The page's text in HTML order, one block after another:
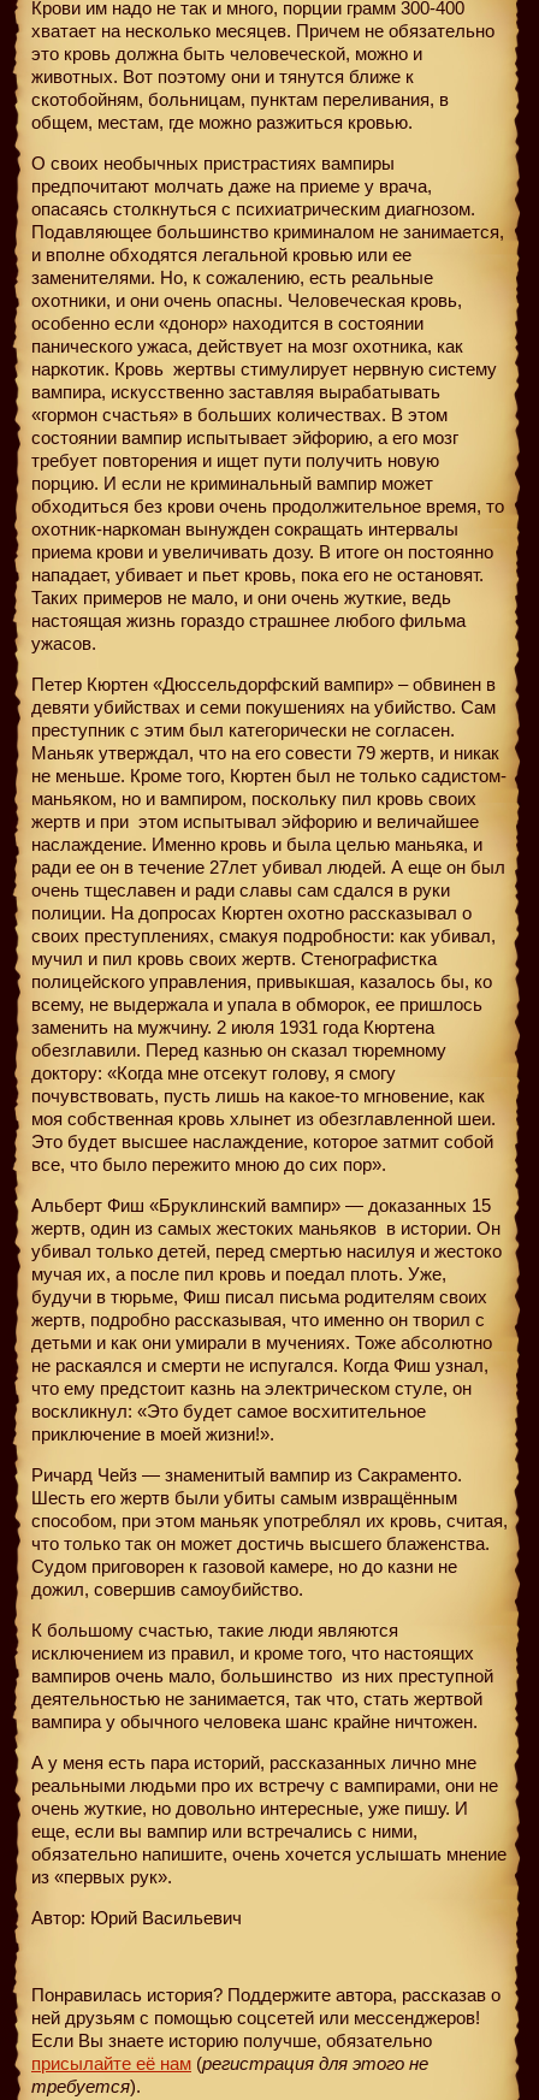
Крови им надо не так и много, порции грамм 300-400
хватает на несколько месяцев. Причем не обязательно
это кровь должна быть человеческой, можно и
животных. Вот поэтому они и тянутся ближе к
скотобойням, больницам, пунктам переливания, в
общем, местам, где можно разжиться кровью.
О своих необычных пристрастиях вампиры
предпочитают молчать даже на приеме у врача,
опасаясь столкнуться с психиатрическим диагнозом.
Подавляющее большинство криминалом не занимается,
и вполне обходятся легальной кровью или ее
заменителями. Но, к сожалению, есть реальные
охотники, и они очень опасны. Человеческая кровь,
особенно если «донор» находится в состоянии
панического ужаса, действует на мозг охотника, как
наркотик. Кровь жертвы стимулирует нервную систему
вампира, искусственно заставляя вырабатывать
«гормон счастья» в больших количествах. В этом
состоянии вампир испытывает эйфорию, а его мозг
требует повторения и ищет пути получить новую
порцию. И если не криминальный вампир может
обходиться без крови очень продолжительное время, то
охотник-наркоман вынужден сокращать интервалы
приема крови и увеличивать дозу. В итоге он постоянно
нападает, убивает и пьет кровь, пока его не остановят.
Таких примеров не мало, и они очень жуткие, ведь
настоящая жизнь гораздо страшнее любого фильма
ужасов.
Петер Кюртен «Дюссельдорфский вампир» – обвинен в
девяти убийствах и семи покушениях на убийство. Сам
преступник с этим был категорически не согласен.
Маньяк утверждал, что на его совести 79 жертв, и никак
не меньше. Кроме того, Кюртен был не только садистом-
маньяком, но и вампиром, поскольку пил кровь своих
жертв и при этом испытывал эйфорию и величайшее
наслаждение. Именно кровь и была целью маньяка, и
ради ее он в течение 27лет убивал людей. А еще он был
очень тщеславен и ради славы сам сдался в руки
полиции. На допросах Кюртен охотно рассказывал о
своих преступлениях, смакуя подробности: как убивал,
мучил и пил кровь своих жертв. Стенографистка
полицейского управления, привыкшая, казалось бы, ко
всему, не выдержала и упала в обморок, ее пришлось
заменить на мужчину. 2 июля 1931 года Кюртена
обезглавили. Перед казнью он сказал тюремному
доктору: «Когда мне отсекут голову, я смогу
почувствовать, пусть лишь на какое-то мгновение, как
моя собственная кровь хлынет из обезглавленной шеи.
Это будет высшее наслаждение, которое затмит собой
все, что было пережито мною до сих пор».
Альберт Фиш «Бруклинский вампир» — доказанных 15
жертв, один из самых жестоких маньяков в истории. Он
убивал только детей, перед смертью насилуя и жестоко
мучая их, а после пил кровь и поедал плоть. Уже,
будучи в тюрьме, Фиш писал письма родителям своих
жертв, подробно рассказывая, что именно он творил с
детьми и как они умирали в мучениях. Тоже абсолютно
не раскаялся и смерти не испугался. Когда Фиш узнал,
что ему предстоит казнь на электрическом стуле, он
воскликнул: «Это будет самое восхитительное
приключение в моей жизни!».
Ричард Чейз — знаменитый вампир из Сакраменто.
Шесть его жертв были убиты самым извращённым
способом, при этом маньяк употреблял их кровь, считая,
что только так он может достичь высшего блаженства.
Судом приговорен к газовой камере, но до казни не
дожил, совершив самоубийство.
К большому счастью, такие люди являются
исключением из правил, и кроме того, что настоящих
вампиров очень мало, большинство из них преступной
деятельностью не занимается, так что, стать жертвой
вампира у обычного человека шанс крайне ничтожен.
А у меня есть пара историй, рассказанных лично мне
реальными людьми про их встречу с вампирами, они не
очень жуткие, но довольно интересные, уже пишу. И
еще, если вы вампир или встречались с ними,
обязательно напишите, очень хочется услышать мнение
из «первых рук».
Автор: Юрий Васильевич
Понравилась история? Поддержите автора, рассказав о
ней друзьям с помощью соцсетей или мессенджеров!
Если Вы знаете историю получше, обязательно
присылайте её нам (регистрация для этого не
требуется).